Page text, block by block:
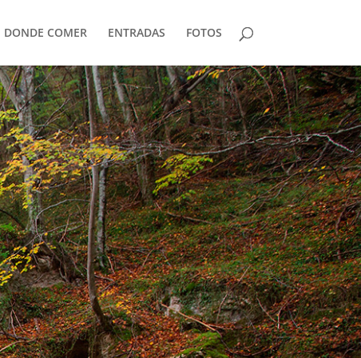
DONDE COMER ENTRADAS FOTOS